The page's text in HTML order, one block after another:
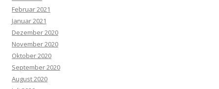
Februar 2021
Januar 2021
Dezember 2020
November 2020
Oktober 2020
September 2020
August 2020